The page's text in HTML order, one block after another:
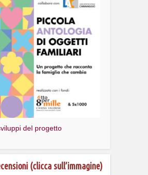
del progetto
(clicca sull’immagine)